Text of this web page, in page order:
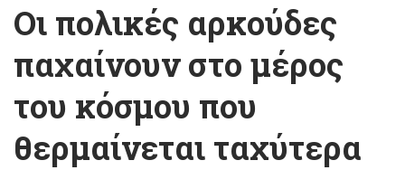
Οι πολικές αρκούδες
παχαίνουν στο μέρος
του κόσμου που
θερμαίνεται ταχύτερα